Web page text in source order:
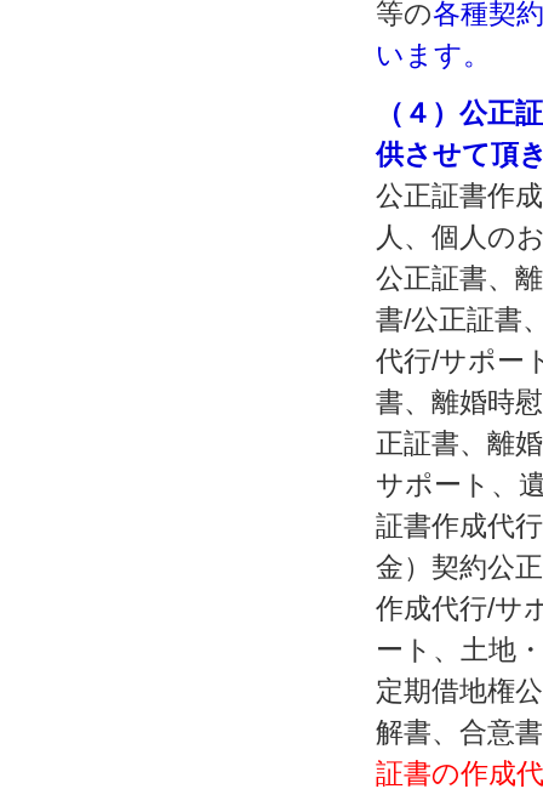
等の各種契
います。
（４）公正
供させて頂
公正証書作
人、個人の
公正証書、
書/公正証書
代行/サポー
書、離婚時
正証書、離
サポート、
証書作成代
金）契約公
作成代行/サ
ート、土地
定期借地権
解書、合意
証書の作成